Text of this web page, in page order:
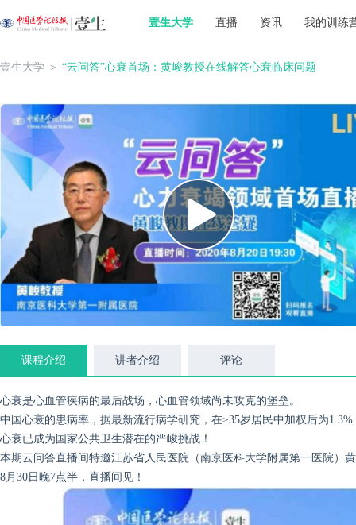
壹生大学 直播 资讯 我的训练
壹生大学 ＞ “云问答”心衰首场：黄峻教授在线解答心衰临床问题
课程介绍 讲者介绍 评论
心衰是心血管疾病的最后战场，心血管领域尚未攻克的堡垒。
中国心衰的患病率，据最新流行病学研究，在≥35岁居民中加权后为
心衰已成为国家公共卫生潜在的严峻挑战！
本期云问答直播间特邀江苏省人民医院（南京医科大学附属第一医院）
8月30日晚7点半，直播间见！